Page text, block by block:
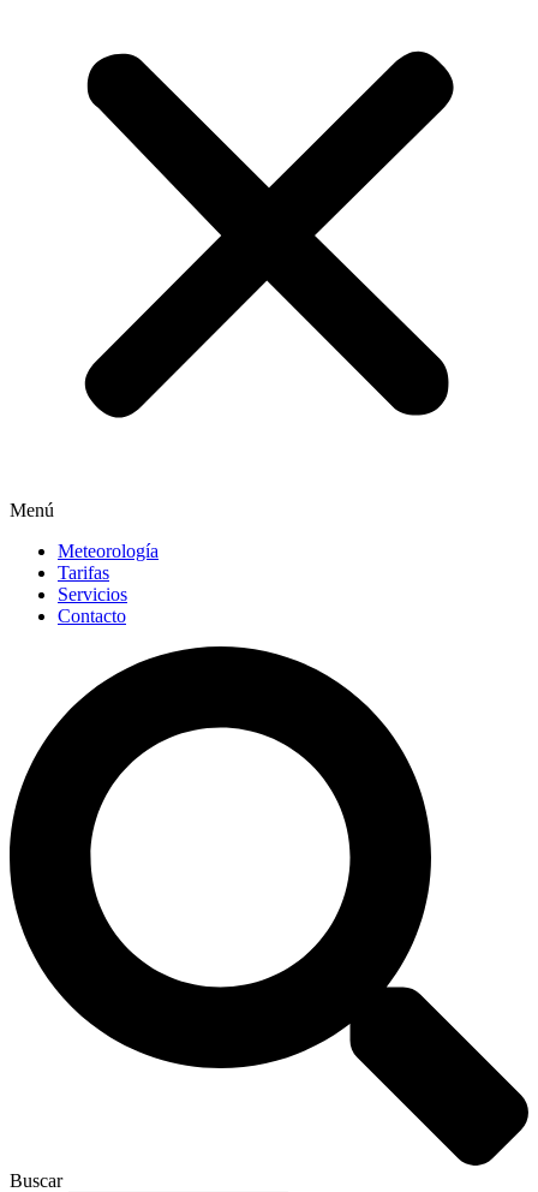
Menú
Meteorología
Tarifas
Servicios
Contacto
Buscar